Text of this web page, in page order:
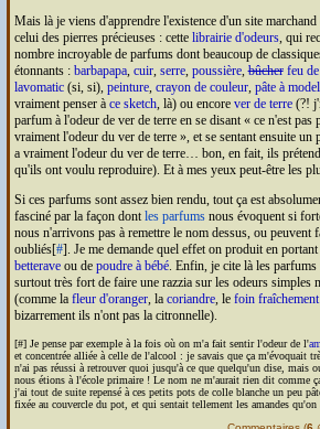
Mais là je viens d'apprendre l'existence d'un site
celui des pierres précieuses : cette librairie d'odeurs, qui
nombre incroyable de parfums dont beaucoup de
étonnants : barbapapa, cuir, serre, poussière,bûcherfeu
lavomatic(si, si), peinture, crayon de couleur, pâte à
vraiment penser à ce sketch, là) ou encore ver de terre(?!
parfum à l'odeur de ver de terre en se disant
ce n'est pas
vraiment l'odeur du ver de terre
, et se sentant ensuite un
a vraiment l'odeur du ver de terre… bon, en fait, ils
qu'ils ont voulu reproduire). Et à mes yeux peut-être les
Si ces parfums sont assez bien rendu, tout ça est
fasciné par la façon dont les parfumsnous évoquent si
nous n'arrivons pas à remettre le nom dessus, ou peuvent
oubliés[#]. Je me demande quel effet on produit en
betteraveou de poudre à bébé. Enfin, je cite là les
surtout très fort de faire une razzia sur les odeurs simples
(comme la fleur d'oranger, la coriandre, le foin
bizarrement ils n'ont pas la citronnelle).
[#] Je pense par exemple à la fois où on m'a fait sentir l'odeur de l'
et concentrée alliée à celle de l'alcool : je savais que ça m'évoquait
n'ai pas réussi à retrouver quoi jusqu'à ce que quelqu'un dise, mais
nous étions à l'école primaire ! Le nom ne m'aurait rien dit comme
j'ai tout de suite repensé à ces petits pots de colle blanche un peu
fixée au couvercle du pot, et qui sentait tellement les amandes qu'on